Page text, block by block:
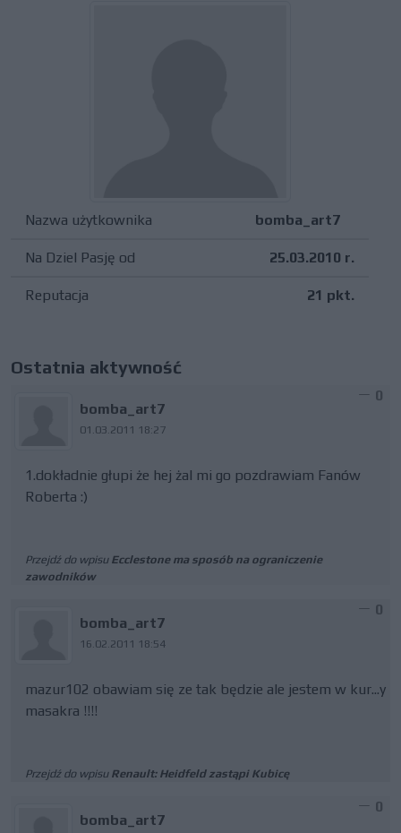
Nazwa użytkownika bomba_art7
Na Dziel Pasję od 25.03.2010 r.
Reputacja 21 pkt.
Ostatnia aktywność
bomba_art7
01.03.2011 18:27
0
1.dokładnie głupi że hej żal mi go pozdrawiam Fanów
Roberta :)
Przejdź do wpisu Ecclestone ma sposób na ograniczenie
zawodników
bomba_art7
16.02.2011 18:54
0
mazur102 obawiam się ze tak będzie ale jestem w kur...y
masakra !!!!
Przejdź do wpisu Renault: Heidfeld zastąpi Kubicę
bomba_art7
0